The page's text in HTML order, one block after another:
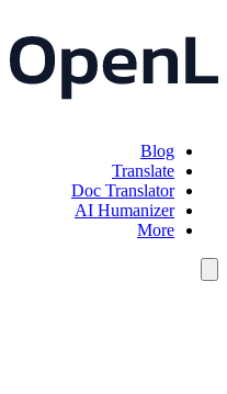
Blog
Translate
Doc Translator
AI Humanizer
More